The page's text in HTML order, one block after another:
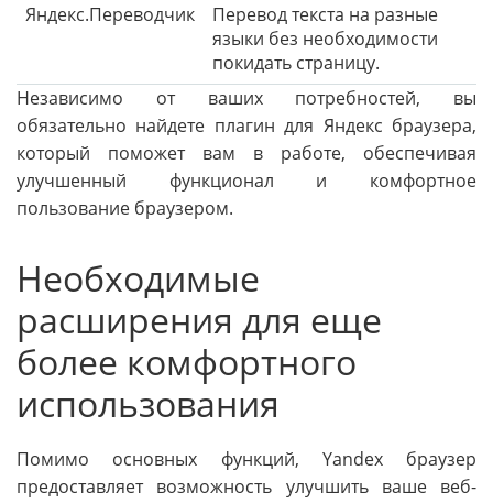
Яндекс.Переводчик
Перевод текста на разные
языки без необходимости
покидать страницу.
Независимо от ваших потребностей, вы
обязательно найдете плагин для Яндекс браузера,
который поможет вам в работе, обеспечивая
улучшенный функционал и комфортное
пользование браузером.
Необходимые
расширения для еще
более комфортного
использования
Помимо основных функций, Yandex браузер
предоставляет возможность улучшить ваше веб-